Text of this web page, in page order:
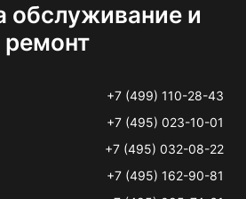
обслуживание и
ремонт
+7 (499) 110-28-43
+7 (495) 023-10-01
+7 (495) 032-08-22
+7 (495) 162-90-81